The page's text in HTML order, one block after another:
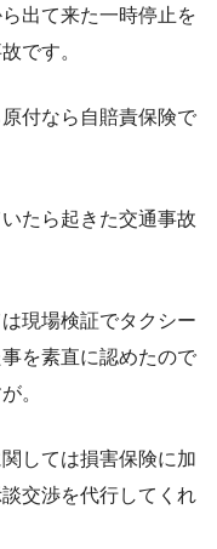
出て来た一時停止を
です。
付なら自賠責保険で
たら起きた交通事故
現場検証でタクシー
を素直に認めたので
。
しては損害保険に加
交渉を代行してくれ